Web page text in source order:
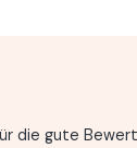
die gute